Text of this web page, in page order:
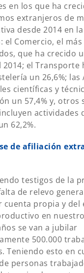
en los que ha
extranjeros de
desde 2014 en
el Comercio, el
que ha crecido
2014; el Transporte
un 26,6%; las
científicas y
un 57,4% y, otros
actividades
62,2%.
de afiliación
testigos de la
de relevo
cuenta propia y del
en
se van a jubilar
500.000
Teniendo esto en
personas